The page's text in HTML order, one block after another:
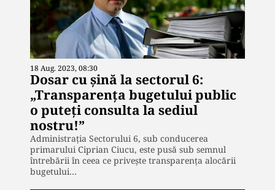
18 Aug. 2023, 08:30
Dosar cu șină la sectorul 6:
„Transparența bugetului public
o puteți consulta la sediul
nostru!”
Administrația Sectorului 6, sub conducerea
primarului Ciprian Ciucu, este pusă sub semnul
întrebării în ceea ce privește transparența alocării
bugetului…